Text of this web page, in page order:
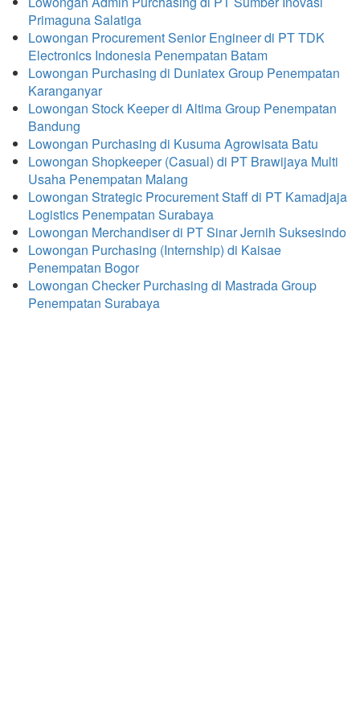
Primaguna Salatiga
Lowongan Procurement Senior Engineer di PT TDK
Electronics Indonesia Penempatan Batam
Lowongan Purchasing di Duniatex Group Penempatan
Karanganyar
Lowongan Stock Keeper di Altima Group Penempatan
Bandung
Lowongan Purchasing di Kusuma Agrowisata Batu
Lowongan Shopkeeper (Casual) di PT Brawijaya Multi
Usaha Penempatan Malang
Lowongan Strategic Procurement Staff di PT Kamadjaja
Logistics Penempatan Surabaya
Lowongan Merchandiser di PT Sinar Jernih Suksesindo
Lowongan Purchasing (Internship) di Kaisae
Penempatan Bogor
Lowongan Checker Purchasing di Mastrada Group
Penempatan Surabaya